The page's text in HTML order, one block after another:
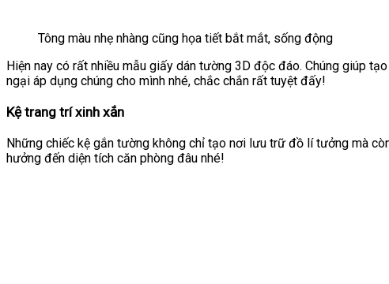
Tông màu nhẹ nhàng cũng họa tiết bắt mắt, sống động
Hiện nay có rất nhiều mẫu giấy dán tường 3D độc đáo. Chúng giúp
ngại áp dụng chúng cho mình nhé, chắc chắn rất tuyệt đấy!
Kệ trang trí xinh xắn
Những chiếc kệ gắn tường không chỉ tạo nơi lưu trữ đồ lí tưởng mà
hưởng đến diện tích căn phòng đâu nhé!